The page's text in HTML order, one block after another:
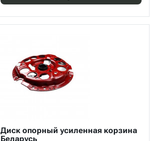
Диск опорный усиленная корзина
Беларусь